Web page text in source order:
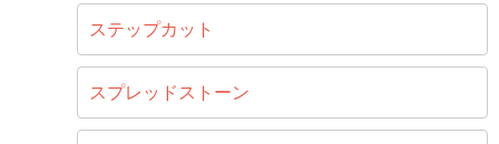
ステップカット
スプレッドストーン